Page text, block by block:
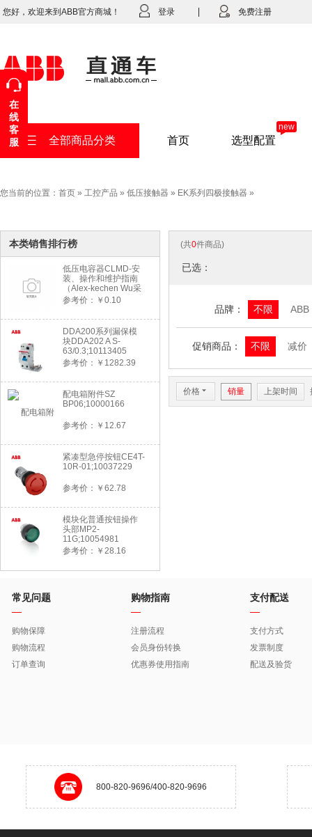
您好，欢迎来到ABB官方商城！ 登录 免费注册
全部商品分类 首页 选型配置
new
您当前的位置： 首页 » 工控产品 » 低压接触器 » EK系列四极接触器 »
本类销售排行榜
低压电容器CLMD-安
装、操作和维护指南
（Alex-kechen Wu采
购）-2022年版
参考价：￥0.10
DDA200系列漏保模
块DDA202 A S-
63/0.3;10113405
参考价：￥1282.39
配电箱附件SZ
BP06;10000166
参考价：￥12.67
紧凑型急停按钮CE4T-
10R-01;10037229
参考价：￥62.78
模块化普通按钮操作
头部MP2-
11G;10054981
参考价：￥28.16
(共0件商品)
已选：
品牌： 不限 ABB
促销商品： 不限 减价
价格 6 销量 上架时间
常见问题
购物保障
购物流程
订单查询
购物指南
注册流程
会员身份转换
优惠券使用指南
支付配送
支付方式
发票制度
配送及验货
800-820-9696/400-820-9696
在
线
客
服